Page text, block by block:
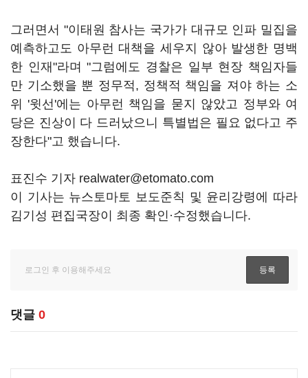
그러면서 "이태원 참사는 국가가 대규모 인파 밀집을
예측하고도 아무런 대책을 세우지 않아 발생한 명백
한 인재"라며 "그럼에도 경찰은 일부 현장 책임자들
만 기소했을 뿐 정무적, 정책적 책임을 져야 하는 소
위 '윗선'에는 아무런 책임을 묻지 않았고 정부와 여
당은 진상이 다 드러났으니 특별법은 필요 없다고 주
장한다"고 했습니다.
표진수 기자 realwater@etomato.com
이 기사는 뉴스토마토 보도준칙 및 윤리강령에 따라
김기성 편집국장이 최종 확인·수정했습니다.
댓글 0